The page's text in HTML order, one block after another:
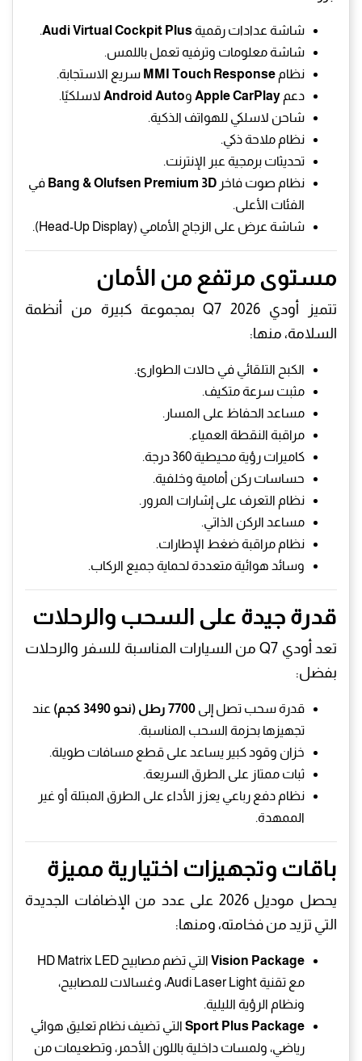
شاشة عدادات رقمية Audi Virtual Cockpit Plus
.
شاشة معلومات وترفيه تعمل باللمس.
نظام MMI Touch Response سريع الاستجابة.
دعم Apple CarPlay وAndroid Auto لاسلكيًا.
شاحن لاسلكي للهواتف الذكية.
نظام ملاحة ذكي.
تحديثات برمجية عبر الإنترنت.
نظام صوت فاخر Bang & Olufsen Premium 3D في
الفئات الأعلى.
شاشة عرض على الزجاج الأمامي (Head-Up Display).
مستوى مرتفع من الأمان
تتميز أودي Q7 2026 بمجموعة كبيرة من أنظمة
السلامة، منها:
الكبح التلقائي في حالات الطوارئ.
مثبت سرعة متكيف.
مساعد الحفاظ على المسار.
مراقبة النقطة العمياء.
كاميرات رؤية محيطية 360 درجة.
حساسات ركن أمامية وخلفية.
نظام التعرف على إشارات المرور.
مساعد الركن الذاتي.
نظام مراقبة ضغط الإطارات.
وسائد هوائية متعددة لحماية جميع الركاب.
قدرة جيدة على السحب والرحلات
تعد أودي Q7 من السيارات المناسبة للسفر والرحلات
بفضل:
قدرة سحب تصل إلى 7700 رطل (نحو 3490 كجم)
عند
تجهيزها بحزمة السحب المناسبة.
خزان وقود كبير يساعد على قطع مسافات طويلة.
ثبات ممتاز على الطرق السريعة.
نظام دفع رباعي يعزز الأداء على الطرق المبتلة أو غير
الممهدة.
باقات وتجهيزات اختيارية مميزة
يحصل موديل 2026 على عدد من الإضافات الجديدة
التي تزيد من فخامته، ومنها:
Vision Package
التي تضم مصابيح HD Matrix LED
مع تقنية Audi Laser Light، وغسالات للمصابيح،
ونظام الرؤية الليلية.
Sport Plus Package التي تضيف نظام تعليق هوائي
رياضي، ولمسات داخلية باللون الأحمر، وتطعيمات من